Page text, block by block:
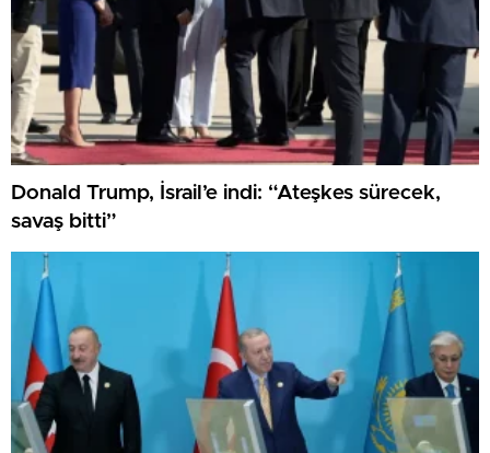
Donald Trump, İsrail’e indi: “Ateşkes sürecek,
savaş bitti”